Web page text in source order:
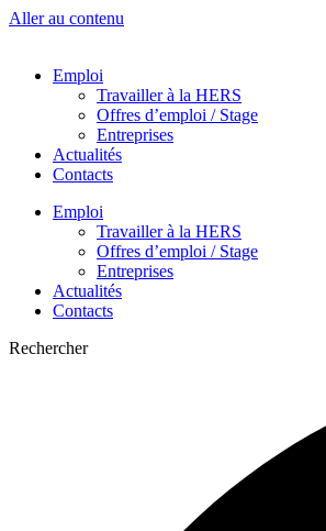
Aller au contenu
Emploi
Travailler à la HERS
Offres d’emploi / Stage
Entreprises
Actualités
Contacts
Emploi
Travailler à la HERS
Offres d’emploi / Stage
Entreprises
Actualités
Contacts
Rechercher